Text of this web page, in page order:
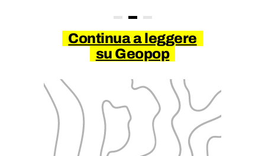
Continua a leggere
su Geopop